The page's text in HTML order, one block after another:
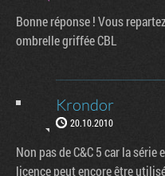
Bonne réponse ! Vous
ombrelle griffée CBL
Krondor
20.10.2010
Non pas de C&C 5 car la
licence peut encore être